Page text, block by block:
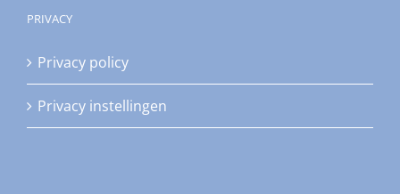
PRIVACY
Privacy policy
Privacy instellingen